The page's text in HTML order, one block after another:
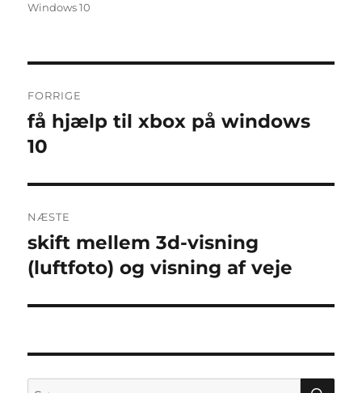
Windows 10
FORRIGE
Forrige
indlæg:
få hjælp til xbox på windows
10
NÆSTE
Næste
indlæg:
skift mellem 3d-visning
(luftfoto) og visning af veje
Søg